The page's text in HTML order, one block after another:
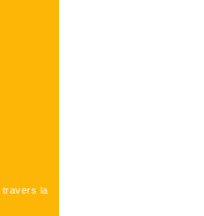
travers la